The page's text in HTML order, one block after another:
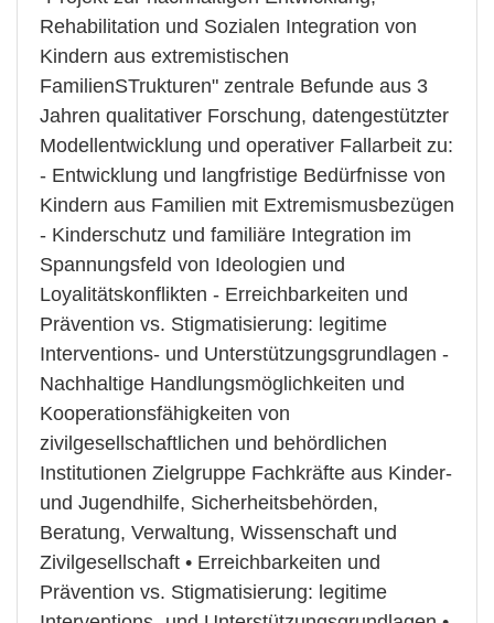
Rehabilitation und Sozialen Integration von
Kindern aus extremistischen
FamilienSTrukturen" zentrale Befunde aus 3
Jahren qualitativer Forschung, datengestützter
Modellentwicklung und operativer Fallarbeit zu:
- Entwicklung und langfristige Bedürfnisse von
Kindern aus Familien mit Extremismusbezügen
- Kinderschutz und familiäre Integration im
Spannungsfeld von Ideologien und
Loyalitätskonflikten - Erreichbarkeiten und
Prävention vs. Stigmatisierung: legitime
Interventions- und Unterstützungsgrundlagen -
Nachhaltige Handlungsmöglichkeiten und
Kooperationsfähigkeiten von
zivilgesellschaftlichen und behördlichen
Institutionen Zielgruppe Fachkräfte aus Kinder-
und Jugendhilfe, Sicherheitsbehörden,
Beratung, Verwaltung, Wissenschaft und
Zivilgesellschaft • Erreichbarkeiten und
Prävention vs. Stigmatisierung: legitime